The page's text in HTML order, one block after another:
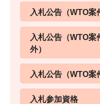
入札公告（WTO案
入札公告（WTO
外）
入札公告（WTO案
入札参加資格